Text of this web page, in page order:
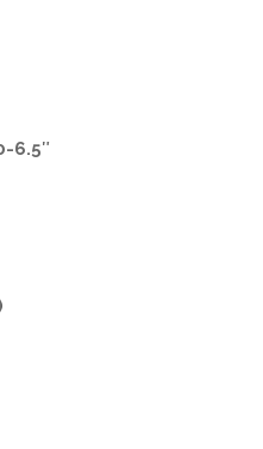
6.5″